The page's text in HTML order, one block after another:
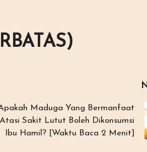
Maduga Yang Bermanfaat
Atasi Sakit Lutut Boleh Dikonsumsi
Ibu Hamil? [Waktu Baca 2 Menit]